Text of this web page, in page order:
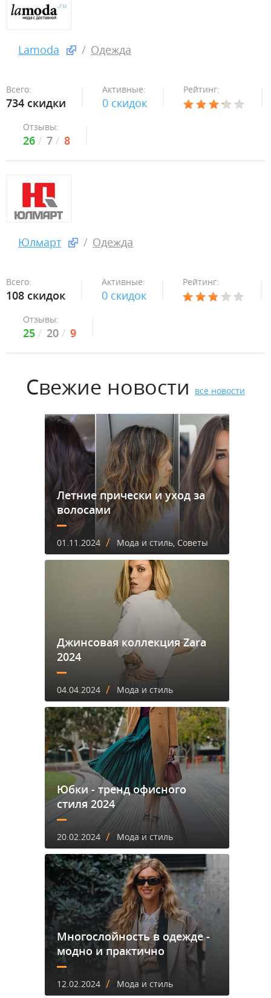
Lamoda Одежда
Всего:
734 скидки
Активные:
0 скидок
Рейтинг:
Отзывы:
26 7 8
Юлмарт Одежда
Всего:
108 скидок
Активные:
0 скидок
Рейтинг:
Отзывы:
25 20 9
Свежие новости все новости
Летние прически и уход за
волосами
01.11.2024 / Мода и стиль, Советы
Джинсовая коллекция Zara
2024
04.04.2024 / Мода и стиль
Юбки - тренд офисного
стиля 2024
20.02.2024 / Мода и стиль
Многослойность в одежде -
модно и практично
12.02.2024 / Мода и стиль